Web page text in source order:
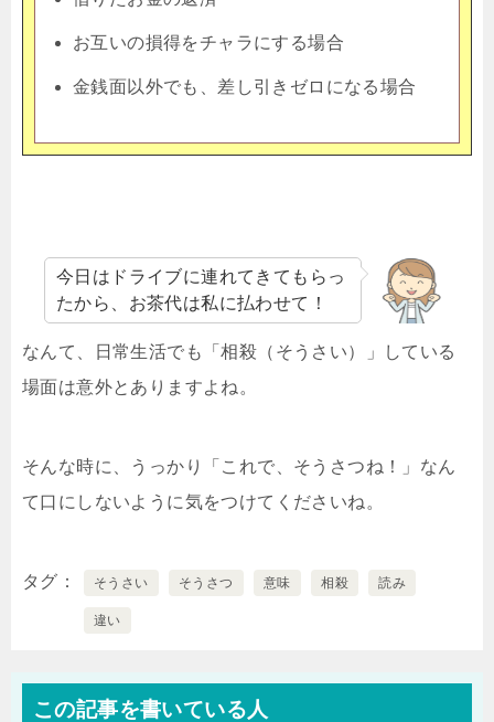
お互いの損得をチャラにする場合
金銭面以外でも、差し引きゼロになる場合
今日はドライブに連れてきてもらっ
たから、お茶代は私に払わせて！
なんて、日常生活でも「相殺（そうさい）」している
場面は意外とありますよね。
そんな時に、うっかり「これで、そうさつね！」なん
て口にしないように気をつけてくださいね。
タグ そうさい そうさつ 意味 相殺 読み
違い
この記事を書いている人